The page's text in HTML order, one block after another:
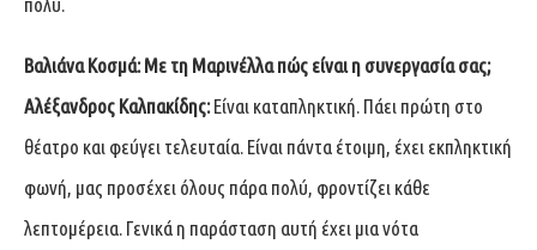
Βαλιάνα Κοσμά: Με τη Μαρινέλλα πώς είναι η συνεργασία σας;
Αλέξανδρος Καλπακίδης:Είναι καταπληκτική. Πάει πρώτη στο
θέατρο και φεύγει τελευταία. Είναι πάντα έτοιμη, έχει εκπληκτική
φωνή, μας προσέχει όλους πάρα πολύ, φροντίζει κάθε
λεπτομέρεια. Γενικά η παράσταση αυτή έχει μια νότα